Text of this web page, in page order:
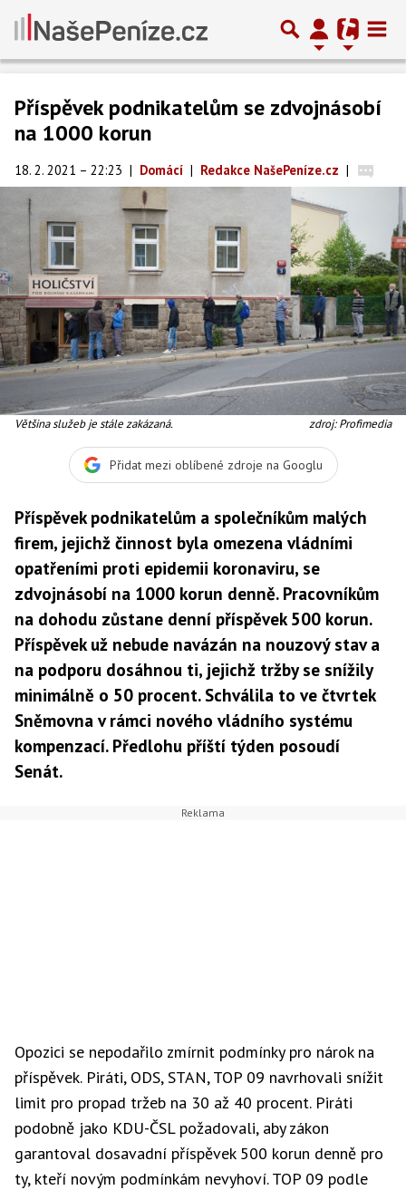
Příspěvek podnikatelům se zdvojnásobí
na 1000 korun
18. 2. 2021 – 22:23 | Domácí | Redakce NašePeníze.cz |
Většina služeb je stále zakázaná. zdroj: Profimedia
Přidat mezi oblíbené zdroje na Googlu
Příspěvek podnikatelům a společníkům malých
firem, jejichž činnost byla omezena vládními
opatřeními proti epidemii koronaviru, se
zdvojnásobí na 1000 korun denně. Pracovníkům
na dohodu zůstane denní příspěvek 500 korun.
Příspěvek už nebude navázán na nouzový stav a
na podporu dosáhnou ti, jejichž tržby se snížily
minimálně o 50 procent. Schválila to ve čtvrtek
Sněmovna v rámci nového vládního systému
kompenzací. Předlohu příští týden posoudí
Senát.
Opozici se nepodařilo zmírnit podmínky pro nárok na
příspěvek. Piráti, ODS, STAN, TOP 09 navrhovali snížit
limit pro propad tržeb na 30 až 40 procent. Piráti
podobně jako KDU-ČSL požadovali, aby zákon
garantoval dosavadní příspěvek 500 korun denně pro
ty, kteří novým podmínkám nevyhoví. TOP 09 podle